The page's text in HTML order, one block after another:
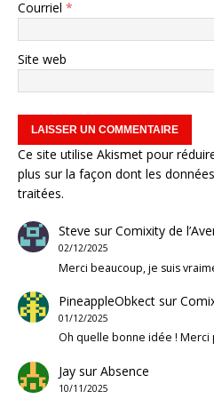
Courriel *
Site web
Ce site utilise Akismet pour
plus sur la façon dont les
traitées.
Steve surComixity de
02/12/2025
Merci beaucoup, je suis
PineappleObkectsur
01/12/2025
Oh quelle bonne idée ! Merci
JaysurAbsence
10/11/2025